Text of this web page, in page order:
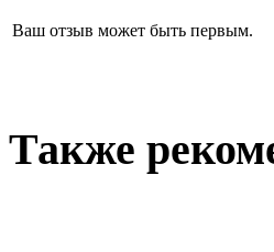
Ваш отзыв может быть первым.
Также